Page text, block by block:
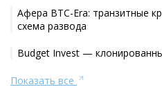
Афера BTC-Era: транзитные
схема развода
Budget Invest —
Показать все